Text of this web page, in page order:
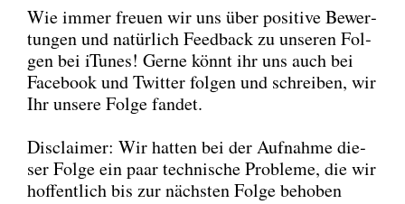
Wie immer freu­en wir uns über posi­ti­ve Bewer­
tun­gen und natür­lich Feed­back zu unse­ren Fol­
gen bei iTu­nes! Ger­ne könnt ihr uns auch bei
Face­book und Twit­ter fol­gen und schrei­ben, wir
Ihr unse­re Fol­ge fan­det.
Dis­clai­mer: Wir hat­ten bei der Auf­nah­me die­
ser Fol­ge ein paar tech­ni­sche Pro­ble­me, die wir
hof­fent­lich bis zur nächs­ten Fol­ge beho­ben